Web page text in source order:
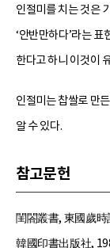
인절미를 치는 것은
‘안반만하다’라는
한다고 하니 이것이
인절미는 찹쌀로 만
알 수 있다.
참고문헌
閨閤叢書, 東國歲時
韓國印書出版社,